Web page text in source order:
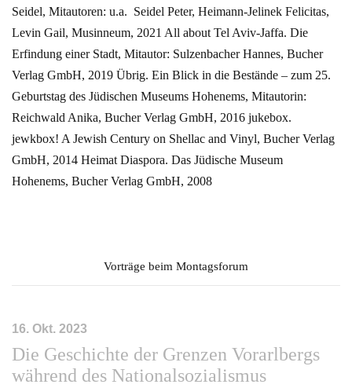
Seidel, Mitautoren: u.a. Seidel Peter, Heimann-Jelinek Felicitas,
Levin Gail, Musinneum, 2021 All about Tel Aviv-Jaffa. Die
Erfindung einer Stadt, Mitautor: Sulzenbacher Hannes, Bucher
Verlag GmbH, 2019 Übrig. Ein Blick in die Bestände – zum 25.
Geburtstag des Jüdischen Museums Hohenems, Mitautorin:
Reichwald Anika, Bucher Verlag GmbH, 2016 jukebox.
jewkbox! A Jewish Century on Shellac and Vinyl, Bucher Verlag
GmbH, 2014 Heimat Diaspora. Das Jüdische Museum
Hohenems, Bucher Verlag GmbH, 2008
Vorträge beim Montagsforum
16. Okt. 2023
Die Geschichte der Grenzen Vorarlbergs
während des Nationalsozialismus